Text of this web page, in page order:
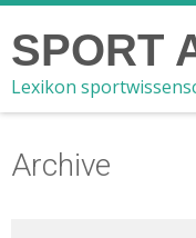
SPORT
Lexikon
Archive